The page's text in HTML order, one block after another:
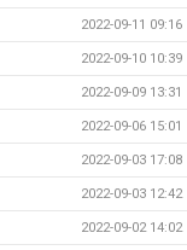
2022-09-11 09:16
2022-09-10 10:39
2022-09-09 13:31
2022-09-06 15:01
2022-09-03 17:08
2022-09-03 12:42
2022-09-02 14:02